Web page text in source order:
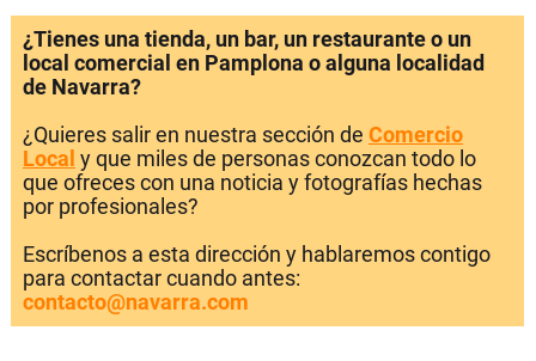
¿Tienes una tienda, un bar, un restaurante o un
local comercial en Pamplona o alguna localidad
de Navarra?
¿Quieres salir en nuestra sección de Comercio
Local y que miles de personas conozcan todo lo
que ofreces con una noticia y fotografías hechas
por profesionales?
Escríbenos a esta dirección y hablaremos contigo
para contactar cuando antes:
contacto@navarra.com